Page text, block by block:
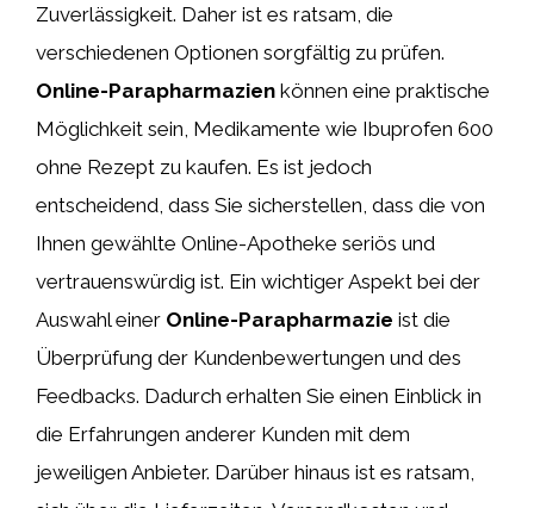
Zuverlässigkeit. Daher ist es ratsam, die
verschiedenen Optionen sorgfältig zu prüfen.
Online-Parapharmazien können eine praktische
Möglichkeit sein, Medikamente wie Ibuprofen 600
ohne Rezept zu kaufen. Es ist jedoch
entscheidend, dass Sie sicherstellen, dass die von
Ihnen gewählte Online-Apotheke seriös und
vertrauenswürdig ist. Ein wichtiger Aspekt bei der
Auswahl einer Online-Parapharmazie ist die
Überprüfung der Kundenbewertungen und des
Feedbacks. Dadurch erhalten Sie einen Einblick in
die Erfahrungen anderer Kunden mit dem
jeweiligen Anbieter. Darüber hinaus ist es ratsam,